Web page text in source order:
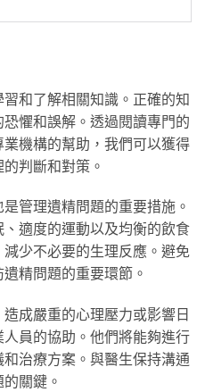
和了解相關知識。正確的知
懼和誤解。透過閱讀專門的
機構的幫助，我們可以獲得
判斷和對策。
管理遺精問題的重要措施。
適度的運動以及均衡的飲食
少不必要的生理反應。避免
精問題的重要環節。
成嚴重的心理壓力或影響日
員的協助。他們將能夠進行
治療方案。與醫生保持溝通
關鍵。